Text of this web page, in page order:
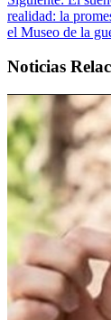
realidad: la
el Museo de la
Noticias